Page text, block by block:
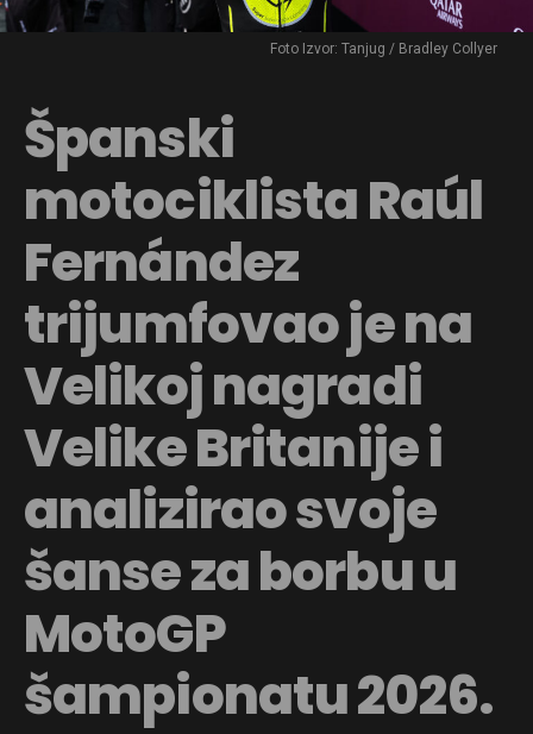
Foto Izvor: Tanjug / Bradley Collyer
Španski
motociklista Raúl
Fernández
trijumfovao je na
Velikoj nagradi
Velike Britanije i
analizirao svoje
šanse za borbu u
MotoGP
šampionatu 2026.